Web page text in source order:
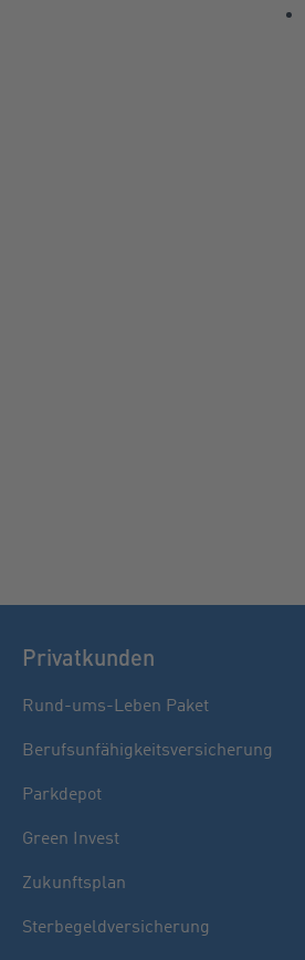
Privatkunden
Rund-ums-Leben Paket
Berufsunfähigkeitsversicherung
Parkdepot
Green Invest
Zukunftsplan
Sterbegeldversicherung